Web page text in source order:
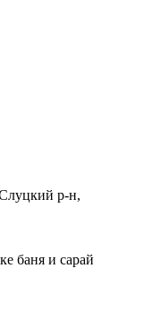
р-н,
баня и сарай